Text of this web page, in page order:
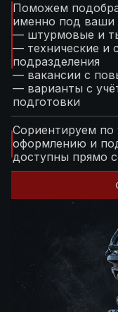
Поможем
именно под ваши
— штурмовые и
— технические и
подразделения
— вакансии с
— варианты с
подготовки
Сориентируем по
оформлению и
доступны прямо